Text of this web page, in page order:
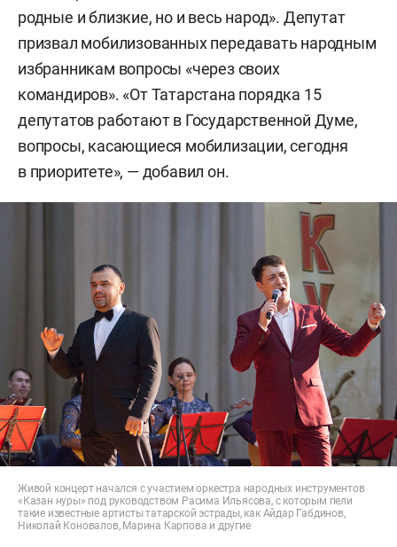
родные и близкие, но и весь народ». Депутат
призвал мобилизованных передавать народным
избранникам вопросы «через своих
командиров». «От Татарстана порядка 15
депутатов работают в Государственной Думе,
вопросы, касающиеся мобилизации, сегодня
в приоритете», — добавил он.
Живой концерт начался с участием оркестра народных инструментов
«Казан нуры» под руководством Расима Ильясова, с которым пели
такие известные артисты татарской эстрады, как Айдар Габдинов,
Николай Коновалов, Марина Карпова и другие